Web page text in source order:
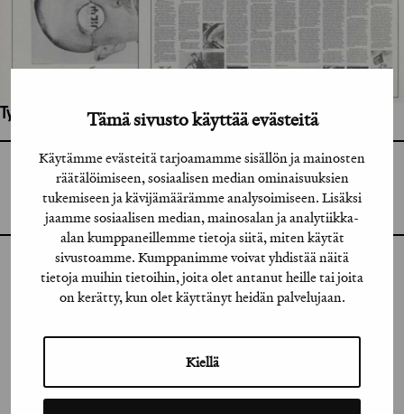
Tämä sivusto käyttää evästeitä
Käytämme evästeitä tarjoamamme sisällön ja mainosten
räätälöimiseen, sosiaalisen median ominaisuuksien
tukemiseen ja kävijämäärämme analysoimiseen. Lisäksi
jaamme sosiaalisen median, mainosalan ja analytiikka-
alan kumppaneillemme tietoja siitä, miten käytät
sivustoamme. Kumppanimme voivat yhdistää näitä
tietoja muihin tietoihin, joita olet antanut heille tai joita
on kerätty, kun olet käyttänyt heidän palvelujaan.
Kiellä
Työhön osallistuneet henkilöt / tahot:
GRAFIA(AT)GRAFIA.FI
UUDENMAANKATU 11 B 9,
00120 HELSINKI
INSTAGRAM
VIMEO